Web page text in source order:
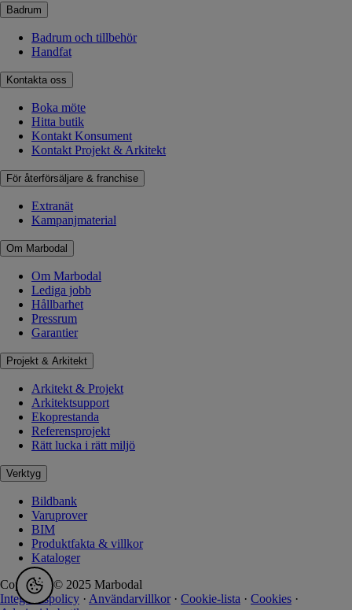
Badrum
Badrum och tillbehör
Handfat
Kontakta oss
Boka möte
Hitta butik
Kontakt Konsument
Kontakt Projekt & Arkitekt
För återförsäljare & franchise
Extranät
Kampanjmaterial
Om Marbodal
Om Marbodal
Lediga jobb
Hållbarhet
Pressrum
Garantier
Projekt & Arkitekt
Arkitekt & Projekt
Arkitektsupport
Ekoprestanda
Referensprojekt
Rätt lucka i rätt miljö
Verktyg
Bildbank
Varuprover
BIM
Produktfakta & villkor
Kataloger
Copyright © 2025 Marbodal
Integritetspolicy · Användarvillkor · Cookie-lista · Cookies ·